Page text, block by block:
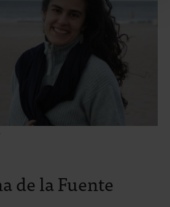
de la Fuente